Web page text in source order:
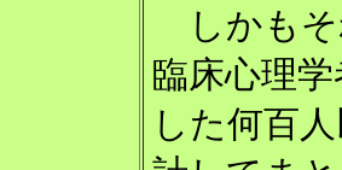
しかもそ
臨床心理
した何百